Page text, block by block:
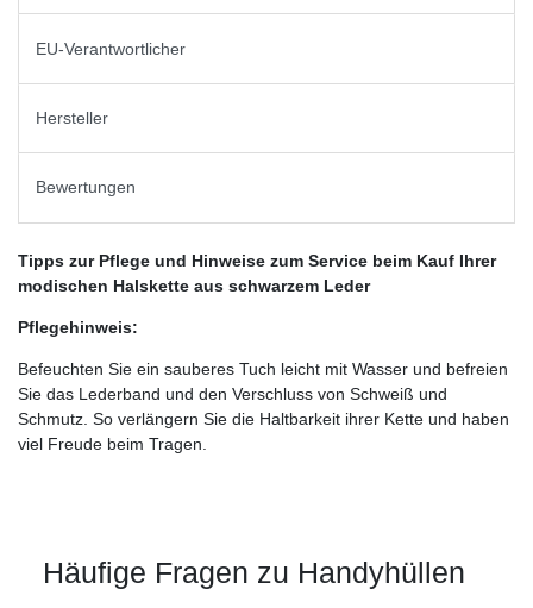
EU-Verantwortlicher
Hersteller
Bewertungen
Tipps zur Pflege und Hinweise zum Service beim Kauf Ihrer
modischen Halskette aus schwarzem Leder
Pflegehinweis:
Befeuchten Sie ein sauberes Tuch leicht mit Wasser und befreien
Sie das Lederband und den Verschluss von Schweiß und
Schmutz. So verlängern Sie die Haltbarkeit ihrer Kette und haben
viel Freude beim Tragen.
Häufige Fragen zu Handyhüllen